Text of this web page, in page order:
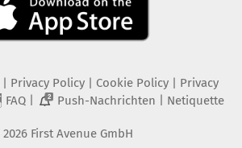
| Privacy Policy| Cookie Policy| Privacy
FAQ| 2 Push-Nachrichten | Netiquette
2026 First Avenue GmbH